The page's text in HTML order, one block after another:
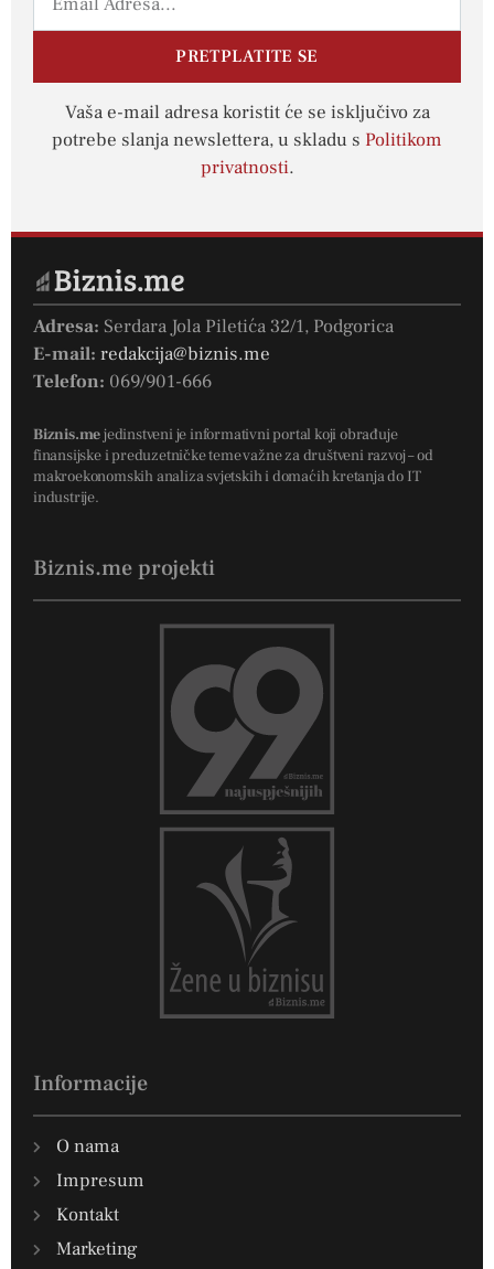
PRETPLATITE SE
Vaša e-mail adresa koristit će se isključivo za
potrebe slanja newslettera, u skladu s Politikom
privatnosti.
Adresa: Serdara Jola Piletića 32/1, Podgorica
E-mail: redakcija@biznis.me
Telefon: 069/901-666
Biznis.mejedinstveni je informativni portal koji obrađuje
finansijske i preduzetničke teme važne za društveni razvoj – od
makroekonomskih analiza svjetskih i domaćih kretanja do IT
industrije.
Biznis.me projekti
Informacije
O nama
Impresum
Kontakt
Marketing